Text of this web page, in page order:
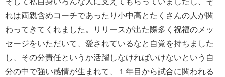
れは両親含めコーチであったり小中高とたくさんの人が関
わってきてくれました。リリースが出た際多く祝福のメッ
セージをいただいて、愛されているなと自覚を持ちました
し、その分責任というか活躍しなければいけないという自
分の中で強い感情が生まれて、１年目から試合に関われる